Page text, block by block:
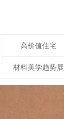
高价值住宅
材料美学趋势展